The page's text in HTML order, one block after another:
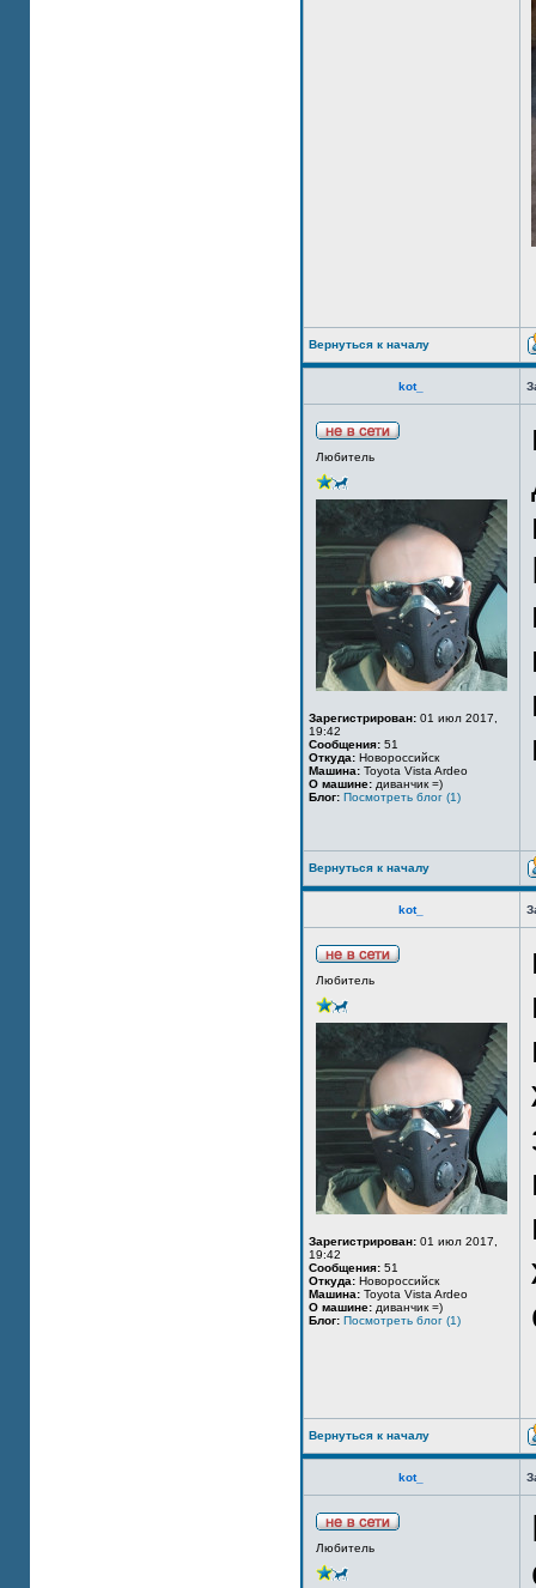
Вернуться к началу
kot_
Любитель
Зарегистрирован: 01 июл 2017,
19:42
Сообщения: 51
Откуда: Новороссийск
Машина: Toyota Vista Ardeo
О машине: диванчик =)
Блог: Посмотреть блог (1)
Вернуться к началу
kot_
Любитель
Зарегистрирован: 01 июл 2017,
19:42
Сообщения: 51
Откуда: Новороссийск
Машина: Toyota Vista Ardeo
О машине: диванчик =)
Блог: Посмотреть блог (1)
Вернуться к началу
kot_
Любитель